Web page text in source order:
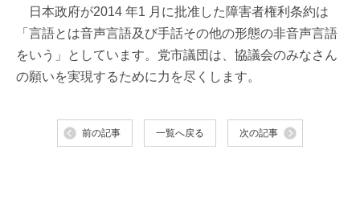
日本政府が2014 年1 月に批准した障害者権利条約は
「言語とは音声言語及び手話その他の形態の非音声言語
をいう」としています。党市議団は、協議会のみなさん
の願いを実現するために力を尽くします。
前の記事 一覧へ戻る 次の記事